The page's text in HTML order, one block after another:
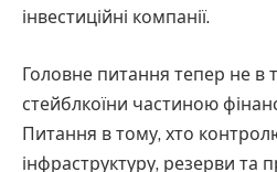
інвестиційні компанії.
Головне питання тепер не в
стейблкоїни частиною
Питання в тому, хто
інфраструктуру, резерви та